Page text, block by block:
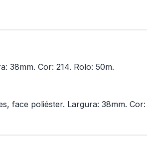
38mm. Cor: 214. Rolo: 50m.
face poliéster. Largura: 38mm. Cor: